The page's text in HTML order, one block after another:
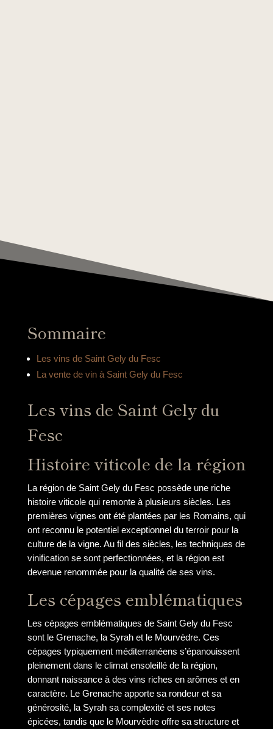
Sommaire
Les vins de Saint Gely du Fesc
La vente de vin à Saint Gely du Fesc
Les vins de Saint Gely du
Fesc
Histoire viticole de la région
La région de Saint Gely du Fesc possède une riche
histoire viticole qui remonte à plusieurs siècles. Les
premières vignes ont été plantées par les Romains, qui
ont reconnu le potentiel exceptionnel du terroir pour la
culture de la vigne. Au fil des siècles, les techniques de
vinification se sont perfectionnées, et la région est
devenue renommée pour la qualité de ses vins.
Les cépages emblématiques
Les cépages emblématiques de Saint Gely du Fesc
sont le Grenache, la Syrah et le Mourvèdre. Ces
cépages typiquement méditerranéens s’épanouissent
pleinement dans le climat ensoleillé de la région,
donnant naissance à des vins riches en arômes et en
caractère. Le Grenache apporte sa rondeur et sa
générosité, la Syrah sa complexité et ses notes
épicées, tandis que le Mourvèdre offre sa structure et